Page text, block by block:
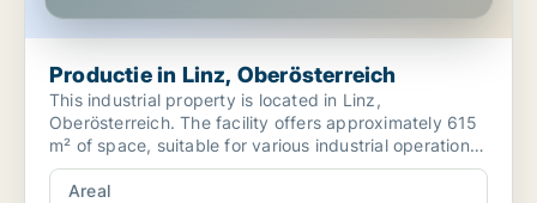
Productie in Linz, Oberösterreich
This industrial property is located in Linz,
Oberösterreich. The facility offers approximately 615
m² of space, suitable for various industrial operations.
I...
Areal